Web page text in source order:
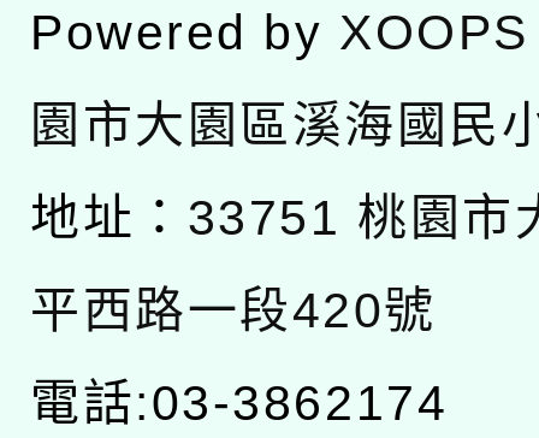
Powered by XOOPS
園市大園區溪海國民
地址： 33751 桃園市
平西路一段420號
電話:03-3862174